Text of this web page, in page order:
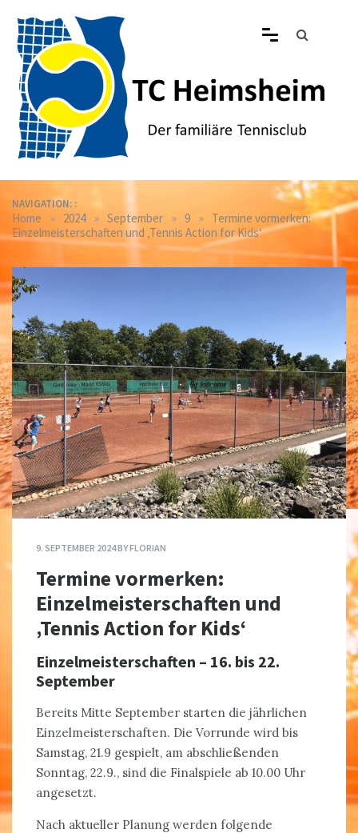
content
Tennisclub Heimsheim
NAVIGATION: :
Home » 2024 » September » 9 » Termine vormerken:
Einzelmeisterschaften und ‚Tennis Action for Kids‘
9. SEPTEMBER 2024BYFLORIAN
Termine vormerken:
Einzelmeisterschaften und
‚Tennis Action for Kids‘
Einzelmeisterschaften – 16. bis 22.
September
Bereits Mitte September starten die jährlichen
Einzelmeisterschaften. Die Vorrunde wird bis
Samstag, 21.9 gespielt, am abschließenden
Sonntag, 22.9., sind die Finalspiele ab 10.00 Uhr
angesetzt.
Nach aktueller Planung werden folgende